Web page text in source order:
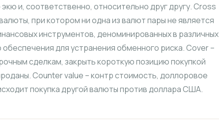
и, соответственно, относительно друг другу. Cross
при котором ни одна из валют пары не является
инструментов, деноминированных в различных
для устранения обменного риска. Cover –
сделкам, закрыть короткую позицию покупкой
Counter value – контр стоимость, доллоровое
покупка другой валюты против доллара США.